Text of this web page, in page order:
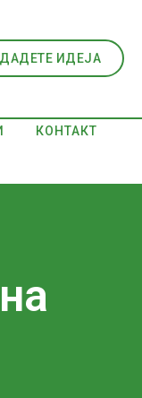
ДАДЕТЕ ИДЕЈА
КОНТАКТ